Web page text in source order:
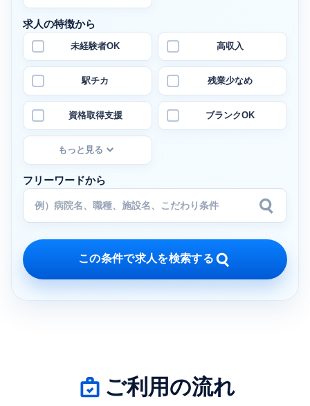
求人の特徴から
未経験者OK 高収入
駅チカ 残業少なめ
資格取得支援 ブランクOK
もっと見る
フリーワードから
この条件で求人を検索する
ご利用の流れ